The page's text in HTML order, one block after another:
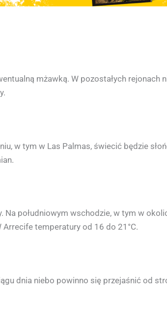
mżawką. W pozostałych rejonach
w tym w Las Palmas, świecić będzie
południowym wschodzie, w tym w
Arrecife temperatury od 16 do 21°C.
dnia niebo powinno się przejaśnić od